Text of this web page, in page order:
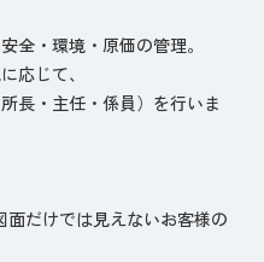
全・環境・原価の管理。
応じて、
長・主任・係員）を行いま
だけでは見えないお客様の